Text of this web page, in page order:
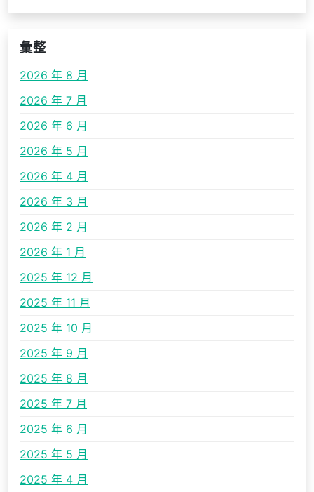
彙整
2026 年 8 月
2026 年 7 月
2026 年 6 月
2026 年 5 月
2026 年 4 月
2026 年 3 月
2026 年 2 月
2026 年 1 月
2025 年 12 月
2025 年 11 月
2025 年 10 月
2025 年 9 月
2025 年 8 月
2025 年 7 月
2025 年 6 月
2025 年 5 月
2025 年 4 月